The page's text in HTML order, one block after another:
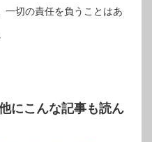
一切の責任を負うことはあ
にこんな記事も読ん